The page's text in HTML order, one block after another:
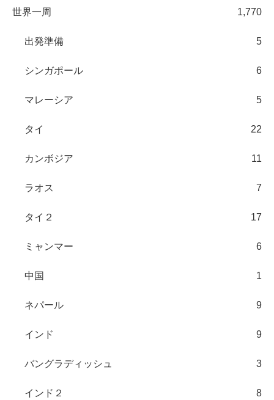
世界一周 1,770
出発準備 5
シンガポール 6
マレーシア 5
タイ 22
カンボジア 11
ラオス 7
タイ２ 17
ミャンマー 6
中国 1
ネパール 9
インド 9
バングラディッシュ 3
インド２ 8